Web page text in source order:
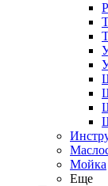
Мойка
Еще